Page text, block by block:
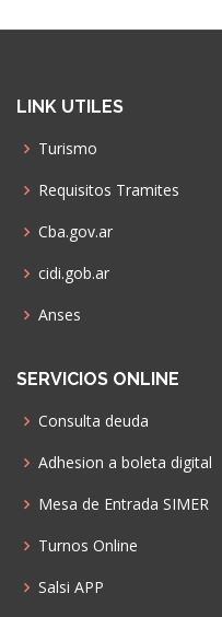
LINK UTILES
Turismo
Requisitos Tramites
Cba.gov.ar
cidi.gob.ar
Anses
SERVICIOS ONLINE
Consulta deuda
Adhesion a boleta digital
Mesa de Entrada SIMER
Turnos Online
Salsi APP